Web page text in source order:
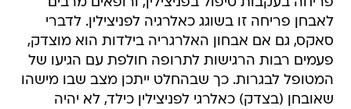
פריחה בעקבות טיפול בפניצילין, ורופאים מרבים
לאבחן פריחה זו בשוגג כאלרגיה לפניצילין. לדברי
סאקס, גם אם אבחון האלרגריה בילדות הוא מוצדק,
פעמים רבות הרגישות לתרופה חולפת עם הגיעו של
המטופל לבגרות. כך שבהחלט ייתכן מצב שבו מישהו
שאובחן (בצדק) כאלרגי לפניצילין כילד, לא יהיה